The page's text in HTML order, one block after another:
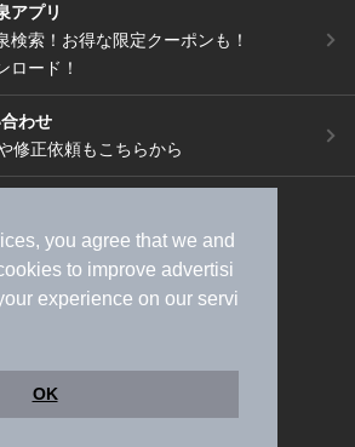
you agree that we and
to improve advertisi
experience on our servi
OK
アプリ
検索！お得な限定クーポンも！
ロード！
わせ
修正依頼もこちらから
資料請求）
広告出稿のご案内
ライフスタイルMEMBERS+規約
に基づく表記
ヘルプ
採用情報